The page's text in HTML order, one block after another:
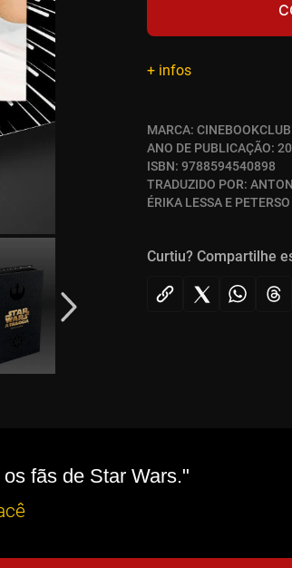
+ infos
MARCA: CINEBOOKCLUB
ANO DE PUBLICAÇÃO:
ISBN: 9788594540898
TRADUZIDO POR:
ÉRIKA LESSA E
Curtiu? Compartilhe
fãs de Star Wars."